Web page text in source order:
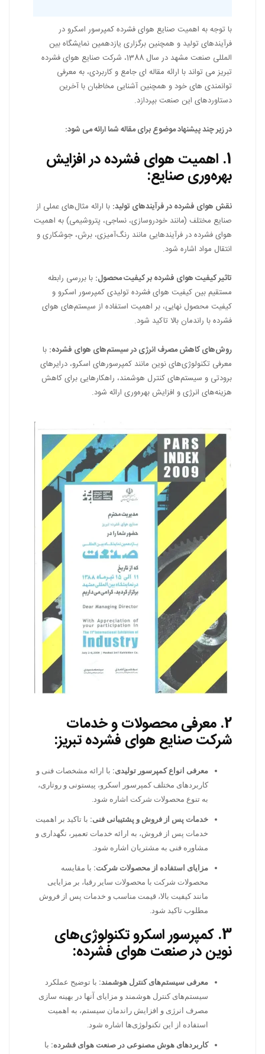
با توجه به اهمیت صنایع هوای فشرده کمپرسور اسکرو در
فرآیندهای تولید و همچنین برگزاری یازدهمین نمایشگاه بین
المللی صنعت مشهد در سال 1388، شرکت صنایع هوای فشرده
تبریز می تواند با ارائه مقاله ای جامع و کاربردی، به معرفی
توانمندی های خود و همچنین آشنایی مخاطبان با آخرین
دستاوردهای این صنعت بپردازد.
در زیر چند پیشنهاد موضوع برای مقاله شما ارائه می شود:
1. اهمیت هوای فشرده در افزایش
بهره‌وری صنایع:
نقش هوای فشرده در فرآیندهای تولید: با ارائه مثال‌های عملی از
صنایع مختلف (مانند خودروسازی، نساجی، پتروشیمی) به اهمیت
هوای فشرده در فرآیندهایی مانند رنگ‌آمیزی، برش، جوشکاری و
انتقال مواد اشاره شود.
تاثیر کیفیت هوای فشرده بر کیفیت محصول: با بررسی رابطه
مستقیم بین کیفیت هوای فشرده تولیدی کمپرسور اسکرو و
کیفیت محصول نهایی، بر اهمیت استفاده از سیستم‌های هوای
فشرده با راندمان بالا تاکید شود.
روش‌های کاهش مصرف انرژی در سیستم‌های هوای فشرده: با
معرفی تکنولوژی‌های نوین مانند کمپرسورهای اسکرو، درایرهای
برودتی و سیستم‌های کنترل هوشمند، راهکارهایی برای کاهش
هزینه‌های انرژی و افزایش بهره‌وری ارائه شود.
2. معرفی محصولات و خدمات
شرکت صنایع هوای فشرده تبریز:
معرفی انواع کمپرسور تولیدی: با ارائه مشخصات فنی و
کاربردهای مختلف کمپرسور اسکرو، پیستونی و روتاری،
به تنوع محصولات شرکت اشاره شود.
خدمات پس از فروش و پشتیبانی فنی: با تاکید بر اهمیت
خدمات پس از فروش، به ارائه خدمات تعمیر، نگهداری و
مشاوره فنی به مشتریان اشاره شود.
مزایای استفاده از محصولات شرکت: با مقایسه
محصولات شرکت با محصولات سایر رقبا، بر مزایایی
مانند کیفیت بالا، قیمت مناسب و خدمات پس از فروش
مطلوب تاکید شود.
3. کمپرسور اسکرو تکنولوژی‌های
نوین در صنعت هوای فشرده:
معرفی سیستم‌های کنترل هوشمند: با توضیح عملکرد
سیستم‌های کنترل هوشمند و مزایای آنها در بهینه سازی
مصرف انرژی و افزایش راندمان سیستم، به اهمیت
استفاده از این تکنولوژی‌ها اشاره شود.
کاربردهای هوش مصنوعی در صنعت هوای فشرده: با